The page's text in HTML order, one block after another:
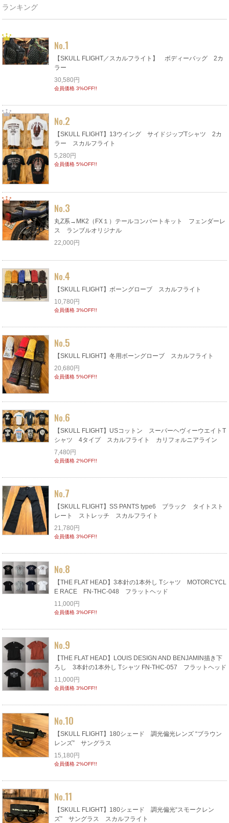
ランキング
No.1
【SKULL FLIGHT／スカルフライト】 ボディーバッグ 2カ
ラー
30,580円
会員価格 3%OFF!!
No.2
【SKULL FLIGHT】13ウイング サイドジップTシャツ 2カ
ラー スカルフライト
5,280円
会員価格 5%OFF!!
No.3
丸Z系→MK2（FX１）テールコンバートキット フェンダーレ
ス ランブルオリジナル
22,000円
No.4
【SKULL FLIGHT】ボーングローブ スカルフライト
10,780円
会員価格 3%OFF!!
No.5
【SKULL FLIGHT】冬用ボーングローブ スカルフライト
20,680円
会員価格 5%OFF!!
No.6
【SKULL FLIGHT】USコットン スーパーヘヴィーウエイトT
シャツ 4タイプ スカルフライト カリフォルニアライン
7,480円
会員価格 2%OFF!!
No.7
【SKULL FLIGHT】SS PANTS type6 ブラック タイトスト
レート ストレッチ スカルフライト
21,780円
会員価格 3%OFF!!
No.8
【THE FLAT HEAD】3本針の1本外し Tシャツ MOTORCYCL
E RACE FN-THC-048 フラットヘッド
11,000円
会員価格 3%OFF!!
No.9
【THE FLAT HEAD】LOUIS DESIGN AND BENJAMIN描き下
ろし 3本針の1本外し Tシャツ FN-THC-057 フラットヘッド
11,000円
会員価格 3%OFF!!
No.10
【SKULL FLIGHT】180シェード 調光偏光レンズ “ブラウン
レンズ” サングラス
15,180円
会員価格 2%OFF!!
No.11
【SKULL FLIGHT】180シェード 調光偏光“スモークレン
ズ” サングラス スカルフライト